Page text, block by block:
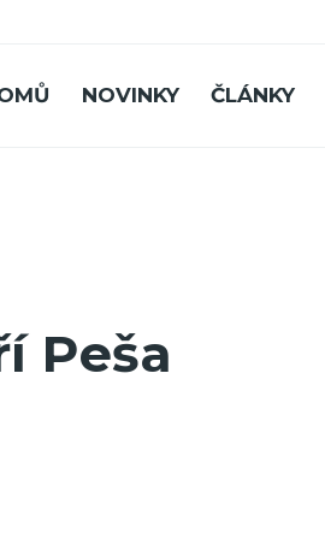
NOVINKY ČLÁNKY
Peša